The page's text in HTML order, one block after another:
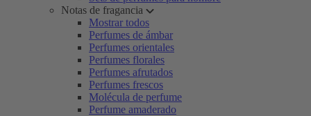
Notas de fragancia
Mostrar todos
Perfumes de ámbar
Perfumes orientales
Perfumes florales
Perfumes afrutados
Perfumes frescos
Molécula de perfume
Perfume amaderado